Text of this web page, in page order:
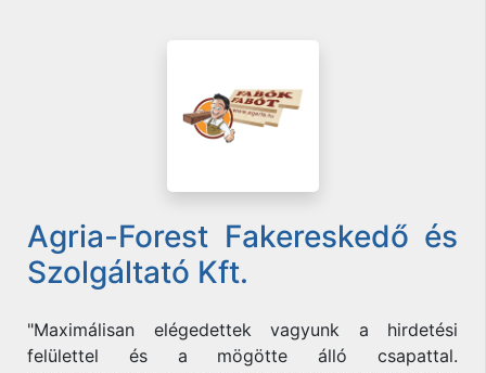
Agria-Forest Fakereskedő és
Szolgáltató Kft.
"Maximálisan elégedettek vagyunk a hirdetési
felülettel és a mögötte álló csapattal.